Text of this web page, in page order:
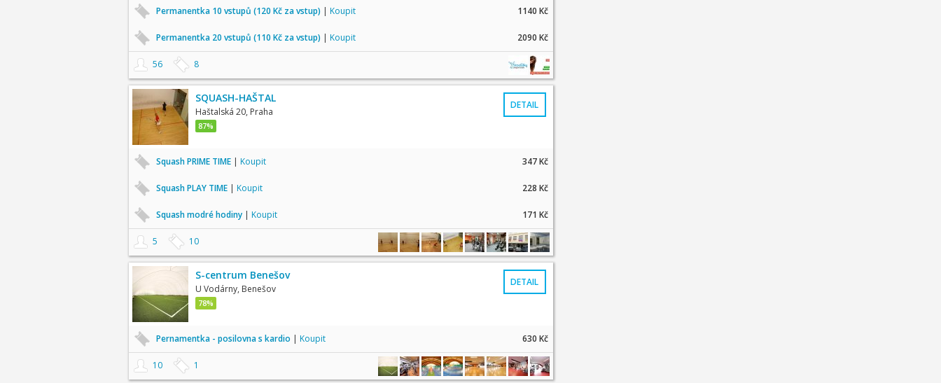
Permanentka 10 vstupů (120 Kč za vstup) | Koupit 1140 Kč
Permanentka 20 vstupů (110 Kč za vstup) | Koupit 2090 Kč
56 8
SQUASH-HAŠTAL
Haštalská 20, Praha
87%
DETAIL
Squash PRIME TIME | Koupit 347 Kč
Squash PLAY TIME | Koupit 228 Kč
Squash modré hodiny | Koupit 171 Kč
5 10
S-centrum Benešov
U Vodárny, Benešov
78%
DETAIL
Pernamentka - posilovna s kardio | Koupit 630 Kč
10 1